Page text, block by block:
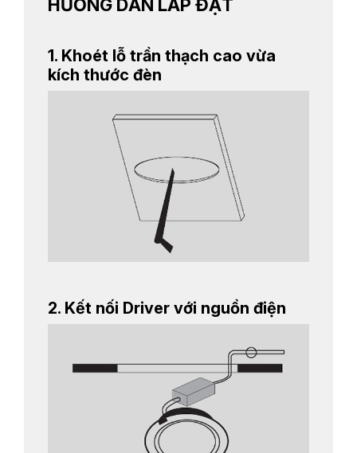
HƯỚNG DẪN LẮP ĐẶT
1. Khoét lỗ trần thạch cao vừa
kích thước đèn
2. Kết nối Driver với nguồn điện